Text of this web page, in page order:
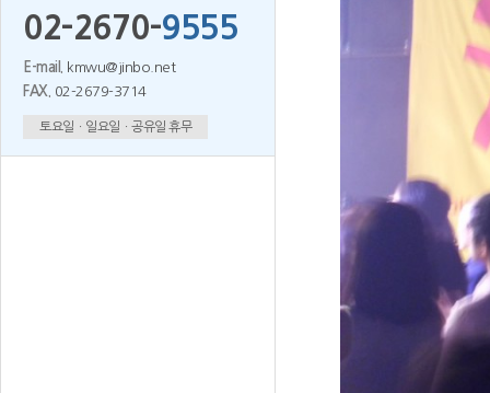
02-2670-9555
E-mail.
kmwu@jinbo.net
FAX.
02-2679-3714
토요일ㆍ일요일ㆍ공유일 휴무